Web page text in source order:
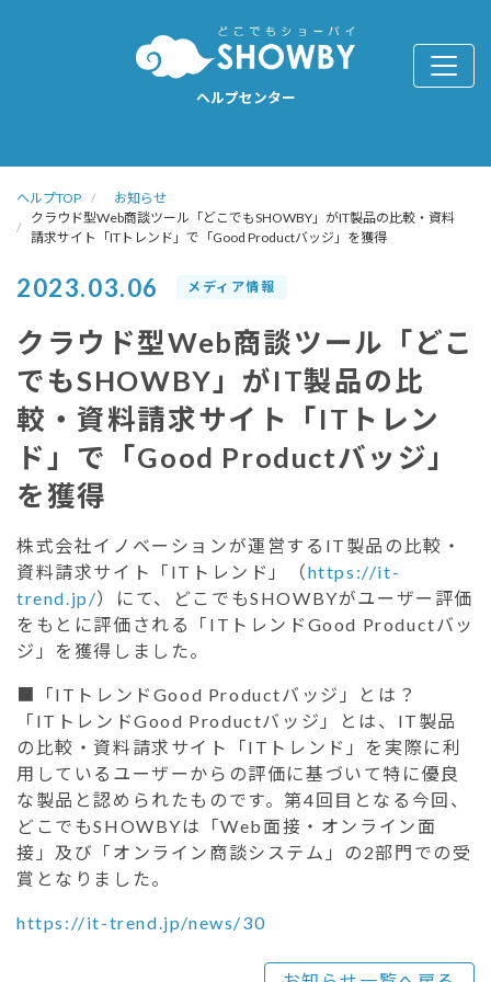
ヘルプセンター
ヘルプTOP
お知らせ
クラウド型Web商談ツール「どこでもSHOWBY」がIT製品の比較・資料
請求サイト「ITトレンド」で「Good Productバッジ」を獲得
2023.03.06 メディア情報
クラウド型Web商談ツール「どこ
でもSHOWBY」がIT製品の比
較・資料請求サイト「ITトレン
ド」で「Good Productバッジ」
を獲得
株式会社イノベーションが運営するIT製品の比較・
資料請求サイト「ITトレンド」（https://it-
trend.jp/）にて、どこでもSHOWBYがユーザー評価
をもとに評価される「ITトレンドGood Productバッ
ジ」を獲得しました。
■「ITトレンドGood Productバッジ」とは？
「ITトレンドGood Productバッジ」とは、IT製品
の比較・資料請求サイト「ITトレンド」を実際に利
用しているユーザーからの評価に基づいて特に優良
な製品と認められたものです。第4回目となる今回、
どこでもSHOWBYは「Web面接・オンライン面
接」及び「オンライン商談システム」の2部門での受
賞となりました。
https://it-trend.jp/news/30